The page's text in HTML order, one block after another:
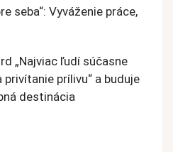
seba“: Vyváženie práce,
„Najviac ľudí súčasne
privítanie prílivu“ a buduje
destinácia